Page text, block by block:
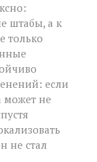
штабы, а к
только
если
может не
не стал